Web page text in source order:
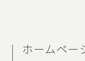
ホームペー